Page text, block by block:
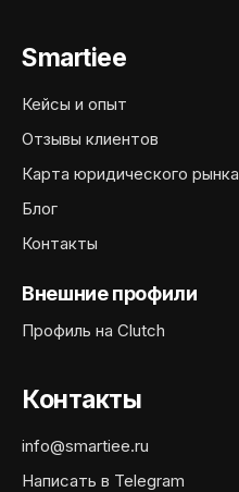
Smartiee
Кейсы и опыт
Отзывы клиентов
Карта юридического рынка
Блог
Контакты
Внешние профили
Профиль на Clutch
Контакты
info@smartiee.ru
Написать в Telegram